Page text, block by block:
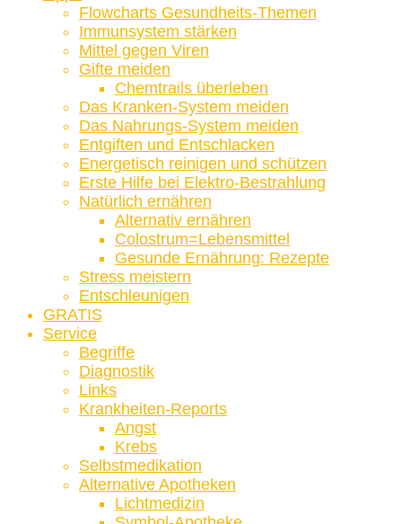
Flowcharts Gesundheits-Themen
Immunsystem stärken
Mittel gegen Viren
Gifte meiden
Chemtrails überleben
Das Kranken-System meiden
Das Nahrungs-System meiden
Entgiften und Entschlacken
Energetisch reinigen und schützen
Erste Hilfe bei Elektro-Bestrahlung
Natürlich ernähren
Alternativ ernähren
Colostrum=Lebensmittel
Gesunde Ernährung: Rezepte
Stress meistern
Entschleunigen
GRATIS
Service
Begriffe
Diagnostik
Links
Krankheiten-Reports
Angst
Krebs
Selbstmedikation
Alternative Apotheken
Lichtmedizin